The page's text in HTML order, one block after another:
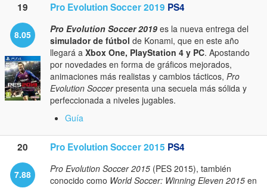
19 Pro Evolution Soccer 2019 PS4
8.05 Pro Evolution Soccer 2019 es la nueva entrega del
simulador de fútbol de Konami, que en este año
llegará a Xbox One, PlayStation 4 y PC. Apostando
por novedades en forma de gráficos mejorados,
animaciones más realistas y cambios tácticos, Pro
Evolution Soccerpresenta una secuela más sólida y
perfeccionada a niveles jugables.
Guía
20 Pro Evolution Soccer 2015 PS4
7.88 Pro Evolution Soccer 2015 (PES 2015), también
conocido como World Soccer: Winning Eleven 2015 en